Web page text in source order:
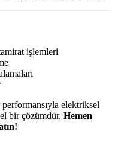
işlemleri
elektriksel
bir çözümdür. Hemen